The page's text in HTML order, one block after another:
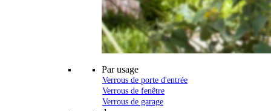
Par usage
Verrous de porte d'entrée
Verrous de fenêtre
Verrous de garage